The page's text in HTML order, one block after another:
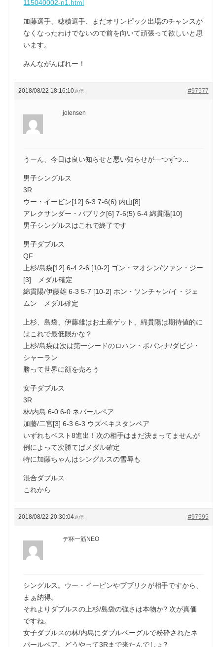
115040002-n1.html
加藤選手、穂積選手、まだオリンピック出場のチャンスが
なくなったわけでないので前を向いて頑張って欲しいと思
います。
みんながんばれー！
2018/08/22 18:16:10 #97577
返信
jolensen
うーん、今日は良い知らせと悪い知らせが一つずつ…
男子シングルス
3R
ウー・イービン[12] 6-3 7-6(6) 内山[8]
アレクサンダー・バブリク[6] 7-6(5) 6-4 綿貫陽[10]
男子シングルスはこれで終了です
男子ダブルス
QF
上杉/島袋[12] 6-4 2-6 [10-2] ゴン・マオシン/ツァン・ジー
[3] メダル確定
綿貫陽/伊藤雄 6-3 5-7 [10-2] ホン・ソンチャン/イ・ジェ
ムン メダル確定
上杉、島袋、伊藤雄はお土産ゲット、綿貫陽は期待値的に
はこれで最低限かな？
上杉/島袋は次は第一シードのロハン・ボパンナ/ダビジ・
シャーラン
勝って世界に顔を売ろう
女子ダブルス
3R
林/内島 6-0 6-0 ネパールペア
加藤/二宮[3] 6-3 6-3 ウズベキスタンペア
いずれもベスト8進出！次の相手はまだ決まってませんが
例によって次勝てばメダル確定
特に加藤ちゃんはシングルスの雪辱も
混合ダブルス
これから
2018/08/22 20:30:04 #97595
返信
デ杯一筋NEO
シングルス。ウー・イーピンやブブリクが相手ですから、
まぁ納得。
それよりダブルスの上杉/島袋の強さは本物か? 次が真価
ですね。
女子ダブルスの林/内島にダブルベーグルで粉砕されたネ
パールペア。どうやって3Rまで来たんでしょ?